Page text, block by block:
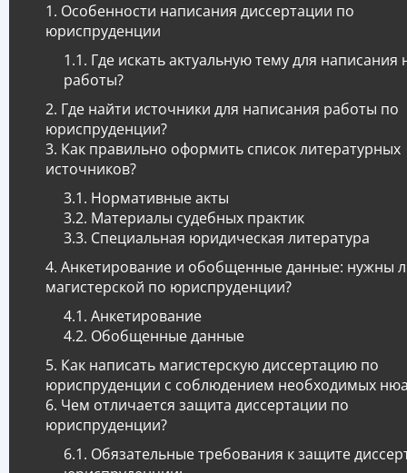
Особенности написания диссертации по
юриспруденции
Где искать актуальную тему для написания
работы?
Где найти источники для написания работы по
юриспруденции?
Как правильно оформить список литературных
источников?
Нормативные акты
Материалы судебных практик
Специальная юридическая литература
Анкетирование и обобщенные данные: нужны
магистерской по юриспруденции?
Анкетирование
Обобщенные данные
Как написать магистерскую диссертацию по
юриспруденции с соблюдением необходимых
Чем отличается защита диссертации по
юриспруденции?
Обязательные требования к защите